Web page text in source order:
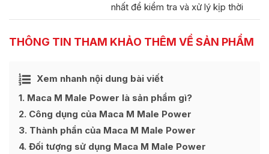
nhất để kiểm tra và xử lý kịp thời
THÔNG TIN THAM KHẢO THÊM VỀ SẢN PHẨM
Xem nhanh nội dung bài viết
Ẩn
1 Maca M Male Power là sản phẩm gì?
2 Công dụng của Maca M Male Power
3 Thành phần của Maca M Male Power
4 Đối tượng sử dụng Maca M Male Power